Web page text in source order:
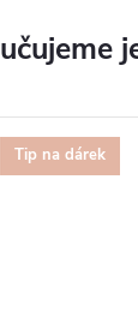
Tip na dárek